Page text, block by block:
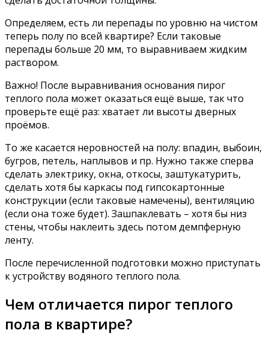
Определяем, есть ли перепады по уровню на чистом
теперь полу по всей квартире? Если таковые
перепады больше 20 мм, то выравниваем жидким
раствором.
Важно! После выравнивания основания пирог
теплого пола может оказаться ещё выше, так что
проверьте ещё раз: хватает ли высоты дверных
проёмов.
То же касается неровностей на полу: впадин, выбоин,
бугров, петель, наплывов и пр. Нужно также сперва
сделать электрику, окна, откосы, заштукатурить,
сделать хотя бы каркасы под гипсокартонные
конструкции (если таковые намечены), вентиляцию
(если она тоже будет). Зашпаклевать – хотя бы низ
стены, чтобы наклеить здесь потом демпферную
ленту.
После перечисленной подготовки можно приступать
к устройству водяного теплого пола.
Чем отличается пирог теплого
пола в квартире?